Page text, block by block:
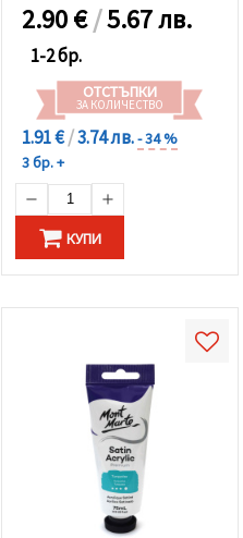
2.90€/5.67 лв.
1-2 бр.
ОТСТЪПКИ
ЗА КОЛИЧЕСТВО
1.91 €/3.74 лв.- 34 %
3 бр. +
КУПИ